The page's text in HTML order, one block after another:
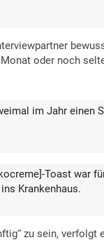
oder noch
im Jahr einen
Toast war
Krankenhaus.
zu sein,